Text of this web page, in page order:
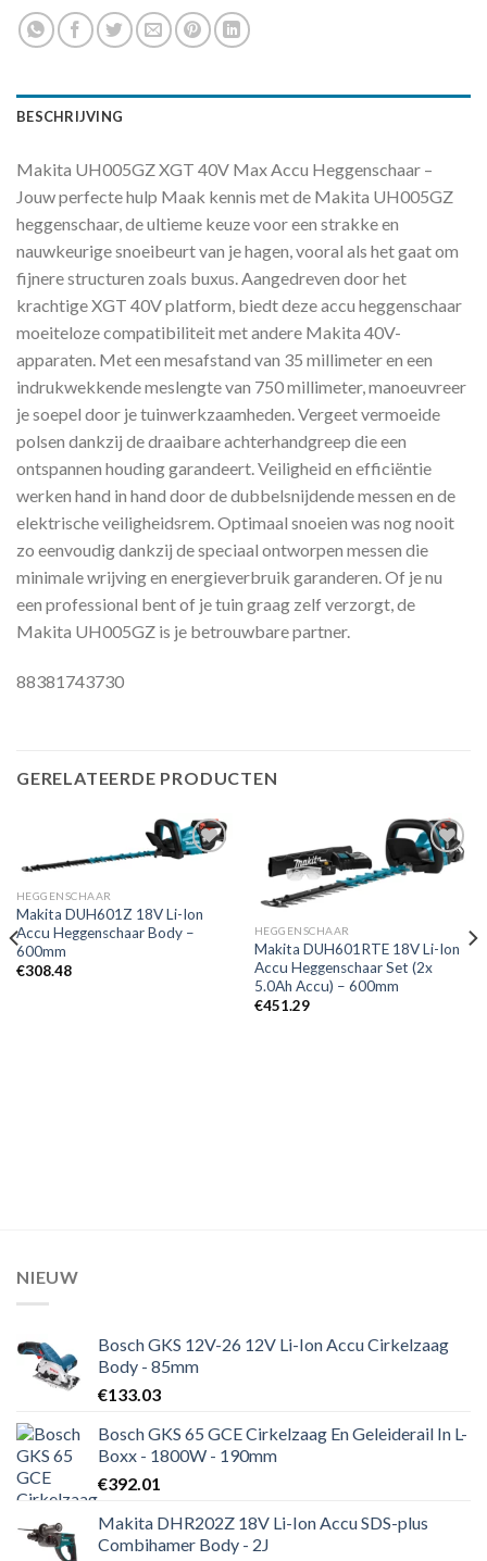
BESCHRIJVING
Makita UH005GZ XGT 40V Max Accu Heggenschaar –
Jouw perfecte hulp Maak kennis met de Makita UH005GZ
heggenschaar, de ultieme keuze voor een strakke en
nauwkeurige snoeibeurt van je hagen, vooral als het gaat om
fijnere structuren zoals buxus. Aangedreven door het
krachtige XGT 40V platform, biedt deze accu heggenschaar
moeiteloze compatibiliteit met andere Makita 40V-
apparaten. Met een mesafstand van 35 millimeter en een
indrukwekkende meslengte van 750 millimeter, manoeuvreer
je soepel door je tuinwerkzaamheden. Vergeet vermoeide
polsen dankzij de draaibare achterhandgreep die een
ontspannen houding garandeert. Veiligheid en efficiëntie
werken hand in hand door de dubbelsnijdende messen en de
elektrische veiligheidsrem. Optimaal snoeien was nog nooit
zo eenvoudig dankzij de speciaal ontworpen messen die
minimale wrijving en energieverbruik garanderen. Of je nu
een professional bent of je tuin graag zelf verzorgt, de
Makita UH005GZ is je betrouwbare partner.
88381743730
GERELATEERDE PRODUCTEN
aan
verlanglijst
HEGGENSCHAAR
Makita DUH601Z 18V Li-Ion
Accu Heggenschaar Body –
600mm
€308.48
HEGGENSCHAAR
Makita DUH601RTE 18V Li-Ion
Accu Heggenschaar Set (2x
5.0Ah Accu) – 600mm
€451.29
NIEUW
Bosch GKS 12V-26 12V Li-Ion Accu Cirkelzaag
Body - 85mm
€133.03
Bosch GKS 65 GCE Cirkelzaag En Geleiderail In L-
Boxx - 1800W - 190mm
€392.01
Makita DHR202Z 18V Li-Ion Accu SDS-plus
Combihamer Body - 2J